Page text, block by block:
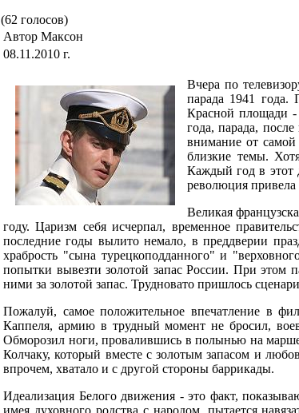
(62 голосов)
Автор Максон
08.11.2010 г.
Вчера по
парада 1941 года.
Красной площади -
года, парада,
внимание от
близкие темы.
Каждый год в этот
революция привела
Великая
году. Царизм себя исчерпал, временное
последние годы вылито немало, в преддверии
храбрость "сына турецкоподданного" и
попытки вывезти золотой запас России. При этом
ними за золотой запас. Трудновато пришлось
Пожалуй, самое положительное впечатление в
Каппеля, армию в трудный момент не бросил,
Обморозил ноги, провалившись в полынью на
Колчаку, который вместе с золотым запасом и
впрочем, хватало и с другой стороны баррикады.
Идеализация Белого движения - это факт,
имея духовного родства с народом, пытается